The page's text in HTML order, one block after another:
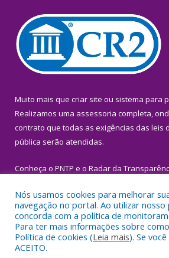
Muito mais que criar site ou sistema para
Realizamos uma assessoria completa,
contrato que todas as exigências das leis
pública serão atendidas.
Conheça o PNTP e o Radar da
Todos os direitos reservados a
Miri.
Nós usamos cookies para melhorar
navegação no portal. Ao utilizar nosso
concorda com a política de
Para ter mais informações sobre
Política de cookies (Leia mais). Se
ACEITO.